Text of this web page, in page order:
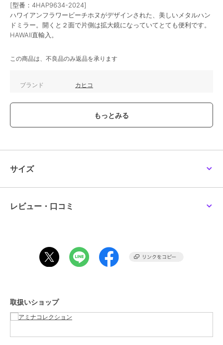
[型番：4HAP9634-2024]
ハワイアンフラワービーチホヌがデザインされた、美しいメタルハン
ドミラー。開くと２面で片側は拡大鏡になっていてとても便利です。
HAWAII直輸入。
この商品は、不良品のみ返品を承ります
ブランド カヒコ
すべてのメイクアップグッズ
すべてのメイクアップグッズ ／
カラー
商品のお取り扱い方法
中国
サイズ
レビュー・口コミ
取扱いショップ